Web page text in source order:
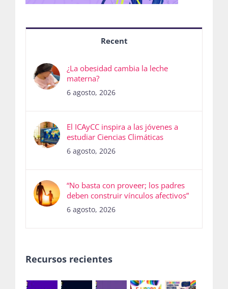
Recent
¿La obesidad cambia la leche
materna?
6 agosto, 2026
El ICAyCC inspira a las jóvenes a
estudiar Ciencias Climáticas
6 agosto, 2026
“No basta con proveer; los padres
deben construir vínculos afectivos”
6 agosto, 2026
Recursos recientes